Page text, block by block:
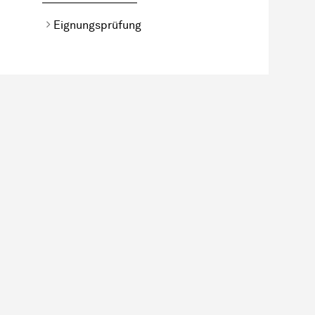
Eignungsprüfung